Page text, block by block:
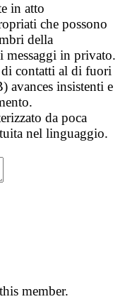
in atto
che possono
della
in privato.
contatti al di fuori
avances insistenti e
da poca
nel linguaggio.
member.